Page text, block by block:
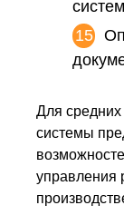
Для
системы
управления